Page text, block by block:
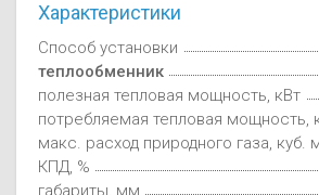
Характеристики
Способ установки
теплообменник
полезная тепловая мощность, кВт
потребляемая тепловая мощность,
макс. расход природного газа, куб.
КПД, %
габариты, мм